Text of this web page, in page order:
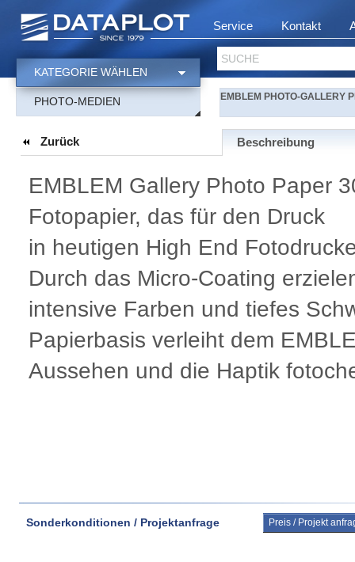
Service Kontakt
SUCHE
KATEGORIE WÄHLEN
PHOTO-MEDIEN EMBLEM PHOTO-GALLERY
Zurück Beschreibung
EMBLEM Gallery Photo Paper
Fotopapier, das für den Druck
in heutigen High End
Durch das Micro-Coating
intensive Farben und tiefes
Papierbasis verleiht dem
Aussehen und die Haptik
Sonderkonditionen / Projektanfrage Preis / Projekt